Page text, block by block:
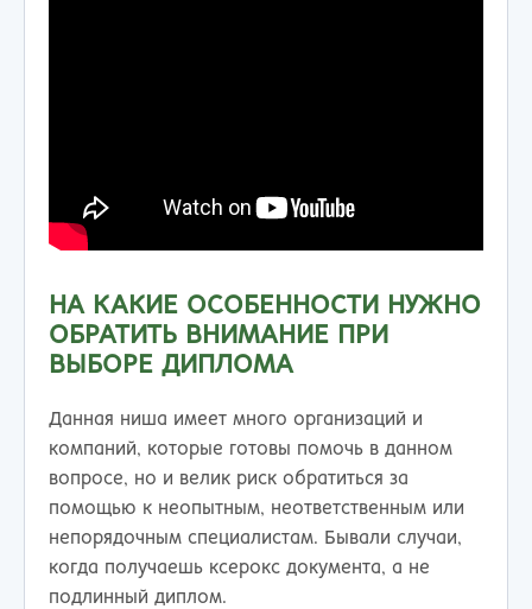
НА КАКИЕ ОСОБЕННОСТИ НУЖНО
ОБРАТИТЬ ВНИМАНИЕ ПРИ
ВЫБОРЕ ДИПЛОМА
Данная ниша имеет много организаций и
компаний, которые готовы помочь в данном
вопросе, но и велик риск обратиться за
помощью к неопытным, неответственным или
непорядочным специалистам. Бывали случаи,
когда получаешь ксерокс документа, а не
подлинный диплом.